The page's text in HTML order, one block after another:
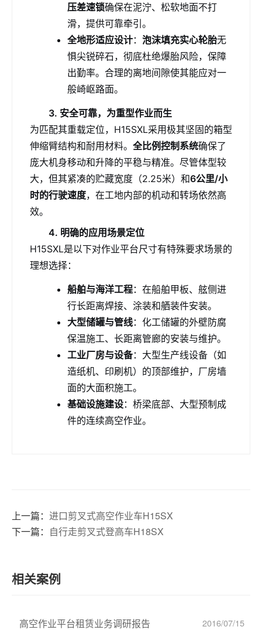
压差速锁确保在泥泞、松软地面不打
滑，提供可靠牵引。
全地形适应设计： 泡沫填充实心轮胎无
惧尖锐碎石，彻底杜绝爆胎风险，保障
出勤率。合理的离地间隙使其能应对一
般崎岖路面。
3. 安全可靠，为重型作业而生
为匹配其重载定位，H15SXL采用极其坚固的箱型
伸缩臂结构和耐用材料。 全比例控制系统确保了
庞大机身移动和升降的平稳与精准。尽管体型较
大，但其紧凑的贮藏宽度（2.25米）和6公里/小
时的行驶速度，在工地内部的机动和转场依然高
效。
4. 明确的应用场景定位
H15SXL是以下对作业平台尺寸有特殊要求场景的
理想选择：
船舶与海洋工程：在船舶甲板、舷侧进
行长距离焊接、涂装和舾装件安装。
大型储罐与管线：化工储罐的外壁防腐
保温施工、长距离管廊的安装与维护。
工业厂房与设备：大型生产线设备（如
造纸机、印刷机）的顶部维护，厂房墙
面的大面积施工。
基础设施建设：桥梁底部、大型预制成
件的连续高空作业。
上一篇： 进口剪叉式高空作业车H15SX
下一篇： 自行走剪叉式登高车H18SX
相关案例
高空作业平台租赁业务调研报告 2016/07/15